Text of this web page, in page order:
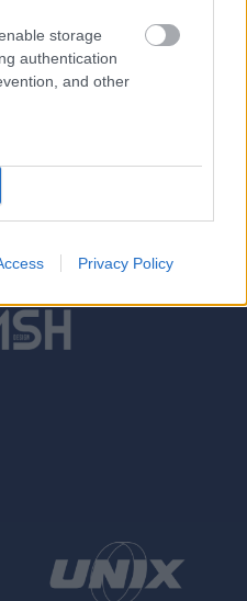
storage
authentication
and other
Privacy Policy